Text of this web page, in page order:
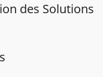
des Solutions